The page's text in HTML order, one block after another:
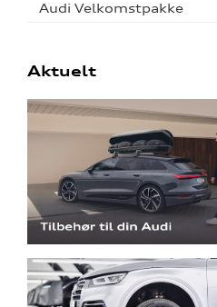
Audi Velkomstpakke
Aktuelt